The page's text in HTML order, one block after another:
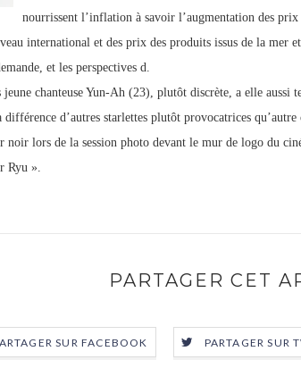
nourrissent l’inflation à savoir l’augmentation des prix
international et des prix des produits issus de la mer
et les perspectives d.
jeune chanteuse Yun-Ah (23), plutôt discrète, a elle aussi
différence d’autres starlettes plutôt provocatrices
noir lors de la session photo devant le mur de logo du
Ryu ».
PARTAGER CET
SUR FACEBOOK PARTAGER SUR